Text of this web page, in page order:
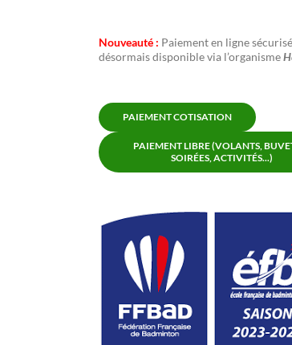
Nouveauté : Paiement en ligne sécurisé
désormais disponible via l’organisme
PAIEMENT COTISATION
PAIEMENT LIBRE (VOLANTS,
SOIRÉES, ACTIVITÉS...)